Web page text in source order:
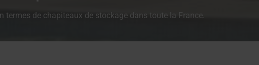
termes de chapiteaux de stockage dans toute la France.